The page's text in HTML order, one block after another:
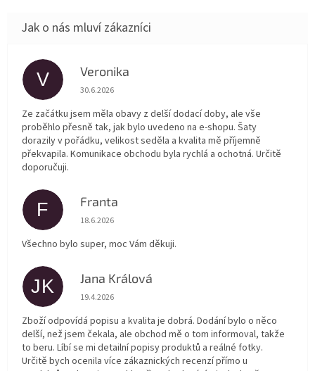
V Veronika
Hodnocení obchodu je 5 z 5 hvězdiček.
30.6.2026
Ze začátku jsem měla obavy z delší dodací doby, ale vše
proběhlo přesně tak, jak bylo uvedeno na e-shopu. Šaty
dorazily v pořádku, velikost seděla a kvalita mě příjemně
překvapila. Komunikace obchodu byla rychlá a ochotná. Určitě
doporučuji.
F Franta
Hodnocení obchodu je 5 z 5 hvězdiček.
18.6.2026
Všechno bylo super, moc Vám děkuji.
JK Jana Králová
Hodnocení obchodu je 5 z 5 hvězdiček.
19.4.2026
Zboží odpovídá popisu a kvalita je dobrá. Dodání bylo o něco
delší, než jsem čekala, ale obchod mě o tom informoval, takže
to beru. Líbí se mi detailní popisy produktů a reálné fotky.
Určitě bych ocenila více zákaznických recenzí přímo u